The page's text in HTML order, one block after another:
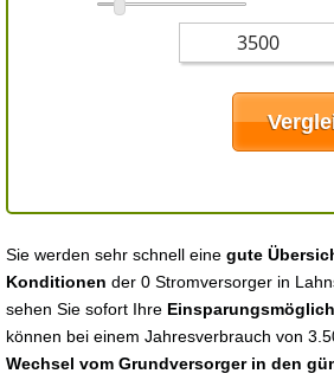
Sie werden sehr schnell eine gute
Konditionen der 0 Stromversorger in
sehen Sie sofort Ihre
können bei einem Jahresverbrauch von
Wechsel vom Grundversorger in den